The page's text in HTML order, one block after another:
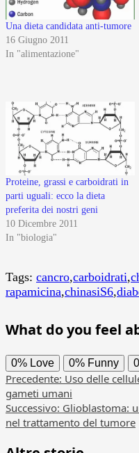
Una dieta candidata anti-tumore
16 Giugno 2011
In "alimentazione"
Proteine, grassi e carboidrati in
parti uguali: ecco la dieta
preferita dei nostri geni
10 Dicembre 2011
In "biologia"
Tags: cancro,carboidrati,
rapamicina,chinasiS6,
What do you feel
0% Love 0% Funny
Navigazione
articolo
Precedente: Uso delle
gameti umani
Successivo: Glioblastoma:
nel trattamento del tumore